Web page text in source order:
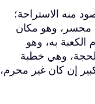
منه الاستراحة؛
محسر، وهو مكان
به، وهو
وهي خطبة
إن كان غير محرم،